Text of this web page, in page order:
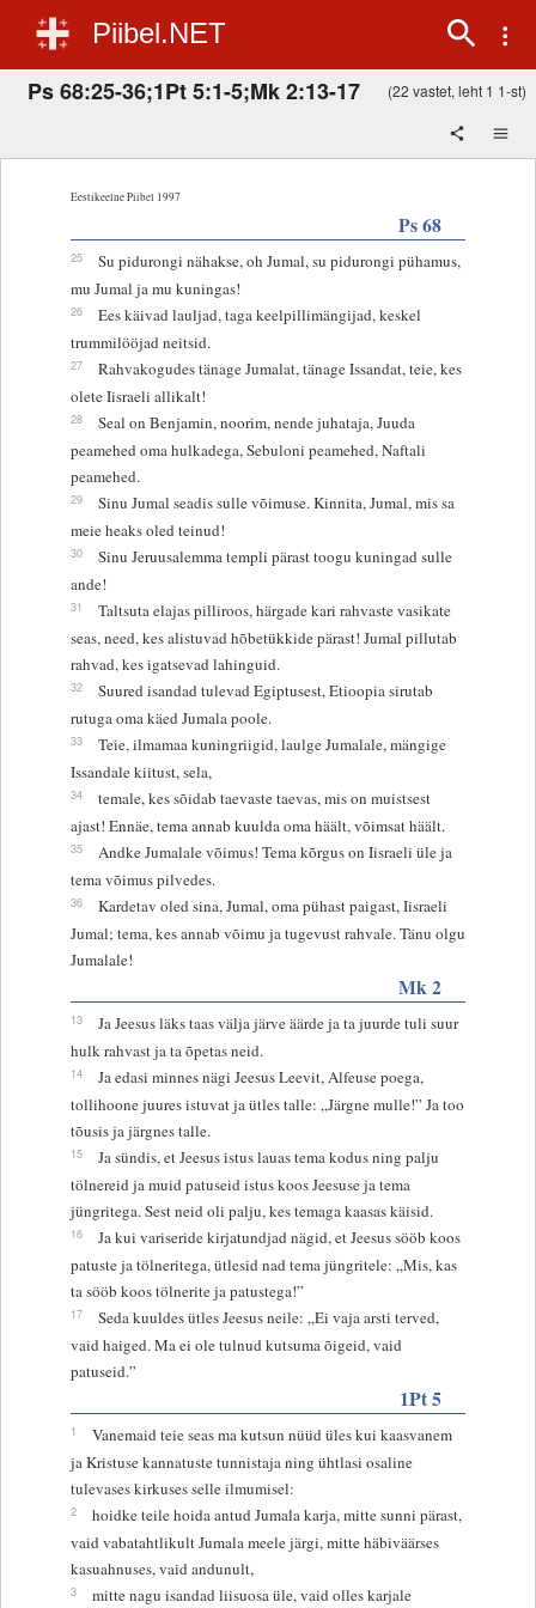
Piibel.NET
Ps 68:25-36;1Pt 5:1-5;Mk 2:13-17 (22 vastet, leht 1 1-st)
Eestikeelne Piibel 1997
Ps 68
25
Su pidurongi nähakse, oh Jumal, su pidurongi pühamus,
mu Jumal ja mu kuningas!
26
Ees käivad lauljad, taga keelpillimängijad, keskel
trummilööjad neitsid.
27
Rahvakogudes tänage Jumalat, tänage Issandat, teie, kes
olete Iisraeli allikalt!
28
Seal on Benjamin, noorim, nende juhataja, Juuda
peamehed oma hulkadega, Sebuloni peamehed, Naftali
peamehed.
29
Sinu Jumal seadis sulle võimuse. Kinnita, Jumal, mis sa
meie heaks oled teinud!
30
Sinu Jeruusalemma templi pärast toogu kuningad sulle
ande!
31
Taltsuta elajas pilliroos, härgade kari rahvaste vasikate
seas, need, kes alistuvad hõbetükkide pärast! Jumal pillutab
rahvad, kes igatsevad lahinguid.
32
Suured isandad tulevad Egiptusest, Etioopia sirutab
rutuga oma käed Jumala poole.
33
Teie, ilmamaa kuningriigid, laulge Jumalale, mängige
Issandale kiitust, sela,
34
temale, kes sõidab taevaste taevas, mis on muistsest
ajast! Ennäe, tema annab kuulda oma häält, võimsat häält.
35
Andke Jumalale võimus! Tema kõrgus on Iisraeli üle ja
tema võimus pilvedes.
36
Kardetav oled sina, Jumal, oma pühast paigast, Iisraeli
Jumal; tema, kes annab võimu ja tugevust rahvale. Tänu olgu
Jumalale!
Mk 2
13
Ja Jeesus läks taas välja järve äärde ja ta juurde tuli suur
hulk rahvast ja ta õpetas neid.
14
Ja edasi minnes nägi Jeesus Leevit, Alfeuse poega,
tollihoone juures istuvat ja ütles talle: „Järgne mulle!” Ja too
tõusis ja järgnes talle.
15
Ja sündis, et Jeesus istus lauas tema kodus ning palju
tölnereid ja muid patuseid istus koos Jeesuse ja tema
jüngritega. Sest neid oli palju, kes temaga kaasas käisid.
16
Ja kui variseride kirjatundjad nägid, et Jeesus sööb koos
patuste ja tölneritega, ütlesid nad tema jüngritele: „Mis, kas
ta sööb koos tölnerite ja patustega!”
17
Seda kuuldes ütles Jeesus neile: „Ei vaja arsti terved,
vaid haiged. Ma ei ole tulnud kutsuma õigeid, vaid
patuseid.”
1Pt 5
1
Vanemaid teie seas ma kutsun nüüd üles kui kaasvanem
ja Kristuse kannatuste tunnistaja ning ühtlasi osaline
tulevases kirkuses selle ilmumisel:
2
hoidke teile hoida antud Jumala karja, mitte sunni pärast,
vaid vabatahtlikult Jumala meele järgi, mitte häbiväärses
kasuahnuses, vaid andunult,
3 mitte nagu isandad liisuosa üle, vaid olles karjale